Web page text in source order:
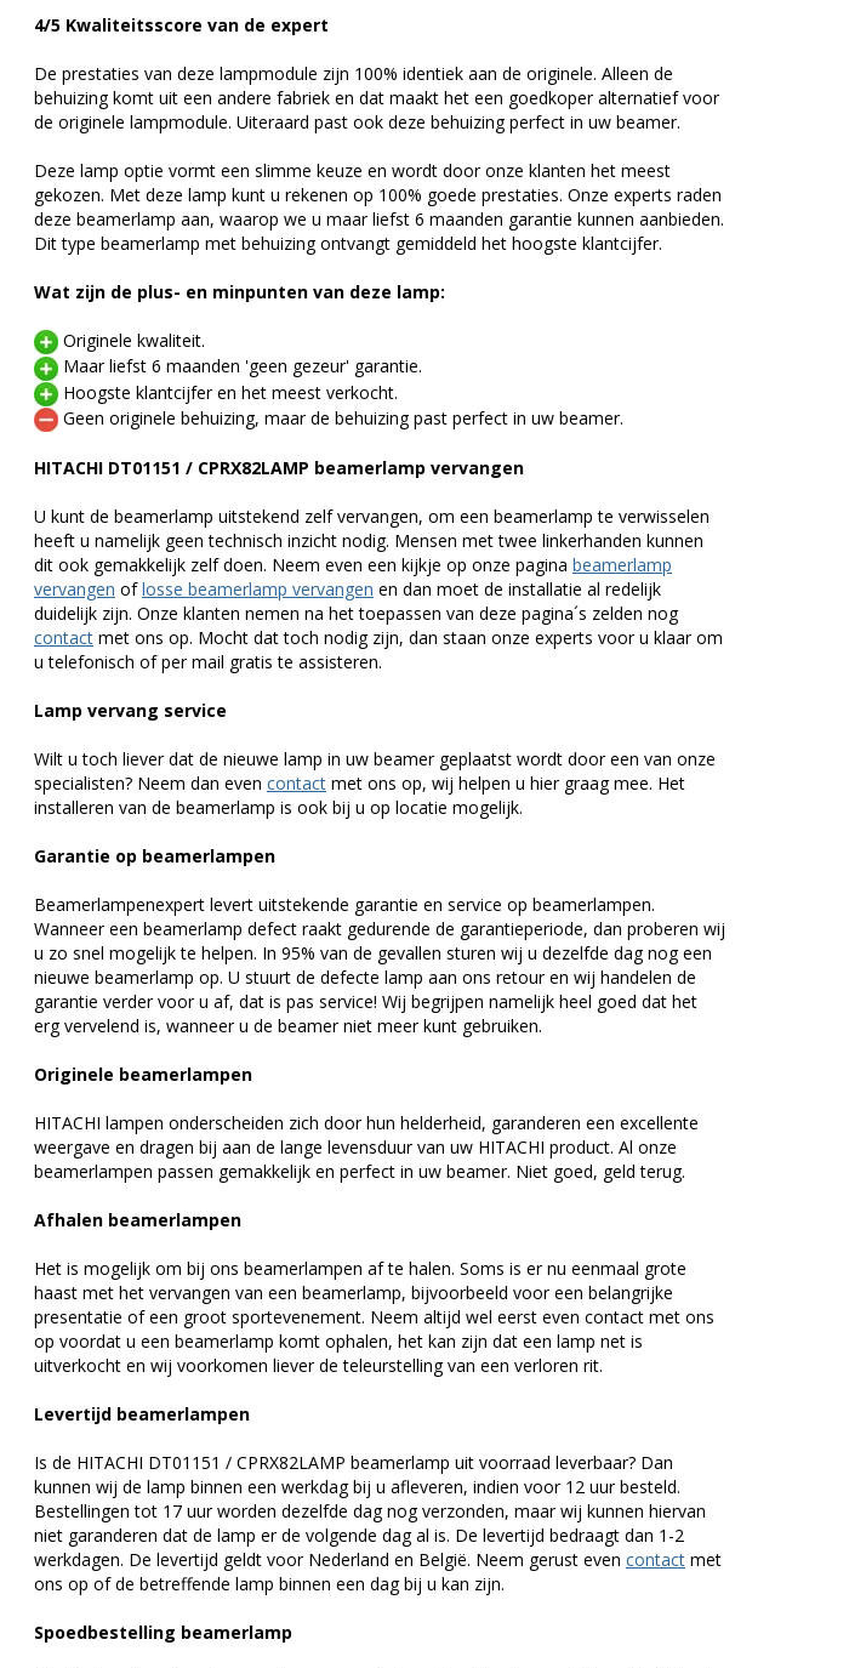
4/5 Kwaliteitsscore van de expert
De prestaties van deze lampmodule zijn 100% identiek aan de originele. Alleen de
behuizing komt uit een andere fabriek en dat maakt het een goedkoper alternatief voor
de originele lampmodule. Uiteraard past ook deze behuizing perfect in uw beamer.
Deze lamp optie vormt een slimme keuze en wordt door onze klanten het meest
gekozen. Met deze lamp kunt u rekenen op 100% goede prestaties. Onze experts raden
deze beamerlamp aan, waarop we u maar liefst 6 maanden garantie kunnen aanbieden.
Dit type beamerlamp met behuizing ontvangt gemiddeld het hoogste klantcijfer.
Wat zijn de plus- en minpunten van deze lamp:
Originele kwaliteit.
Maar liefst 6 maanden 'geen gezeur' garantie.
Hoogste klantcijfer en het meest verkocht.
Geen originele behuizing, maar de behuizing past perfect in uw beamer.
HITACHI DT01151 / CPRX82LAMP beamerlamp vervangen
U kunt de beamerlamp uitstekend zelf vervangen, om een beamerlamp te verwisselen
heeft u namelijk geen technisch inzicht nodig. Mensen met twee linkerhanden kunnen
dit ook gemakkelijk zelf doen. Neem even een kijkje op onze pagina beamerlamp
vervangen oflosse beamerlamp vervangen en dan moet de installatie al redelijk
duidelijk zijn. Onze klanten nemen na het toepassen van deze pagina´s zelden nog
contact met ons op. Mocht dat toch nodig zijn, dan staan onze experts voor u klaar om
u telefonisch of per mail gratis te assisteren.
Lamp vervang service
Wilt u toch liever dat de nieuwe lamp in uw beamer geplaatst wordt door een van onze
specialisten? Neem dan even contact met ons op, wij helpen u hier graag mee. Het
installeren van de beamerlamp is ook bij u op locatie mogelijk.
Garantie op beamerlampen
Beamerlampenexpert levert uitstekende garantie en service op beamerlampen.
Wanneer een beamerlamp defect raakt gedurende de garantieperiode, dan proberen wij
u zo snel mogelijk te helpen. In 95% van de gevallen sturen wij u dezelfde dag nog een
nieuwe beamerlamp op. U stuurt de defecte lamp aan ons retour en wij handelen de
garantie verder voor u af, dat is pas service! Wij begrijpen namelijk heel goed dat het
erg vervelend is, wanneer u de beamer niet meer kunt gebruiken.
Originele beamerlampen
HITACHI lampen onderscheiden zich door hun helderheid, garanderen een excellente
weergave en dragen bij aan de lange levensduur van uw HITACHI product. Al onze
beamerlampen passen gemakkelijk en perfect in uw beamer. Niet goed, geld terug.
Afhalen beamerlampen
Het is mogelijk om bij ons beamerlampen af te halen. Soms is er nu eenmaal grote
haast met het vervangen van een beamerlamp, bijvoorbeeld voor een belangrijke
presentatie of een groot sportevenement. Neem altijd wel eerst even contact met ons
op voordat u een beamerlamp komt ophalen, het kan zijn dat een lamp net is
uitverkocht en wij voorkomen liever de teleurstelling van een verloren rit.
Levertijd beamerlampen
Is de HITACHI DT01151 / CPRX82LAMP beamerlamp uit voorraad leverbaar? Dan
kunnen wij de lamp binnen een werkdag bij u afleveren, indien voor 12 uur besteld.
Bestellingen tot 17 uur worden dezelfde dag nog verzonden, maar wij kunnen hiervan
niet garanderen dat de lamp er de volgende dag al is. De levertijd bedraagt dan 1-2
werkdagen. De levertijd geldt voor Nederland en België. Neem gerust even contact met
ons op of de betreffende lamp binnen een dag bij u kan zijn.
Spoedbestelling beamerlamp